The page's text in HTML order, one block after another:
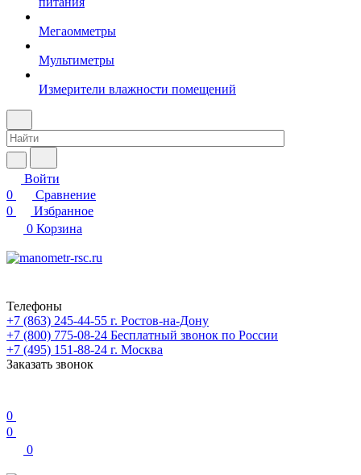
Мегаомметры
Мультиметры
Измерители влажности помещений
Войти
0
Сравнение
0
Избранное
0 Корзина
Телефоны
+7 (863) 245-44-55 г. Ростов-на-Дону
+7 (800) 775-08-24 Бесплатный звонок по России
+7 (495) 151-88-24 г. Москва
Заказать звонок
0
0
0